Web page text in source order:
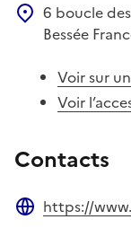
6 boucle
Bessée
Voir sur
Voir
Contacts
https://